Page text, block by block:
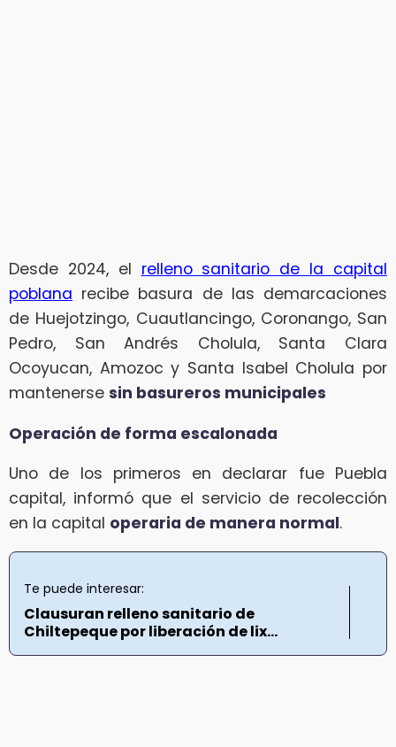
Desde 2024, el relleno sanitario de la capital
poblana recibe basura de las demarcaciones
de Huejotzingo, Cuautlancingo, Coronango, San
Pedro, San Andrés Cholula, Santa Clara
Ocoyucan, Amozoc y Santa Isabel Cholula por
mantenerse sin basureros municipales
Operación de forma escalonada
Uno de los primeros en declarar fue Puebla
capital, informó que el servicio de recolección
en la capital operaria de manera normal.
Te puede interesar:
Clausuran relleno sanitario de
Chiltepeque por liberación de lix...